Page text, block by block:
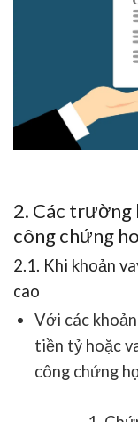
2. Các trường
công chứng
2.1. Khi khoản
cao
Với các
tiền tỷ hoặc
công chứng